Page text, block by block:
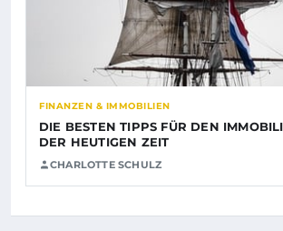
FINANZEN & IMMOBILIEN
DIE BESTEN TIPPS FÜR DEN
DER HEUTIGEN ZEIT
CHARLOTTE SCHULZ